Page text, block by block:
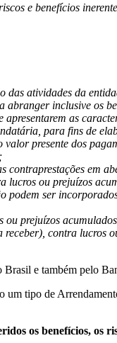
e benefícios
atividades da
inclusive os
as
para fins de
presente dos
contraprestações em
lucros ou prejuízos
podem ser
prejuízos
contra lucros
e também pelo
tipo de
os benefícios, os